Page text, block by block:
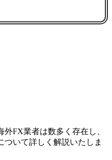
FX業者は数多く存在し、
いて詳しく解説いたしま